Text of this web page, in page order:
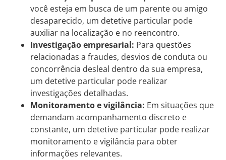
você esteja em busca de um parente ou amigo
desaparecido, um detetive particular pode
auxiliar na localização e no reencontro.
Investigação empresarial: Para questões
relacionadas a fraudes, desvios de conduta ou
concorrência desleal dentro da sua empresa,
um detetive particular pode realizar
investigações detalhadas.
Monitoramento e vigilância: Em situações que
demandam acompanhamento discreto e
constante, um detetive particular pode realizar
monitoramento e vigilância para obter
informações relevantes.